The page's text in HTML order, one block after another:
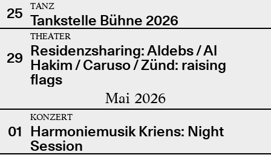
25
TANZ
Tankstelle Bühne 2026
29
THEATER
Residenzsharing: Aldebs / Al
Hakim / Caruso / Zünd: raising
flags
Mai 2026
01
KONZERT
Harmoniemusik Kriens: Night
Session